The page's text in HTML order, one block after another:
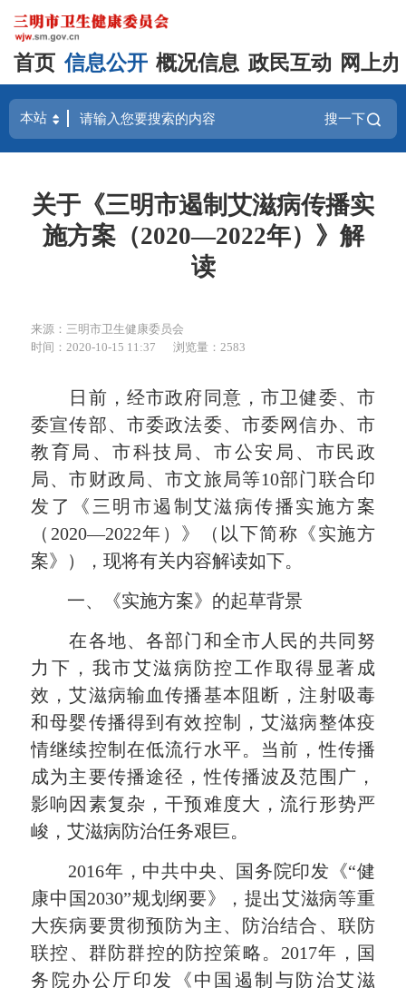
首页 信息公开 概况信息 政民互动 网上
搜一下
关于《三明市遏制艾滋病传播实
施方案（2020—2022年）》解
读
来源：三明市卫生健康委员会
时间：2020-10-15 11:37
浏览量：2583
日前，经市政府同意，市卫健委、市
委宣传部、市委政法委、市委网信办、市
教育局、市科技局、市公安局、市民政
局、市财政局、市文旅局等10部门联合印
发了《三明市遏制艾滋病传播实施方案
（2020—2022年）》（以下简称《实施方
案》），现将有关内容解读如下。
一、《实施方案》的起草背景
在各地、各部门和全市人民的共同努
力下，我市艾滋病防控工作取得显著成
效，艾滋病输血传播基本阻断，注射吸毒
和母婴传播得到有效控制，艾滋病整体疫
情继续控制在低流行水平。当前，性传播
成为主要传播途径，性传播波及范围广，
影响因素复杂，干预难度大，流行形势严
峻，艾滋病防治任务艰巨。
2016年，中共中央、国务院印发《“健
康中国2030”规划纲要》，提出艾滋病等重
大疾病要贯彻预防为主、防治结合、联防
联控、群防群控的防控策略。2017年，国
务院办公厅印发《中国遏制与防治艾滋